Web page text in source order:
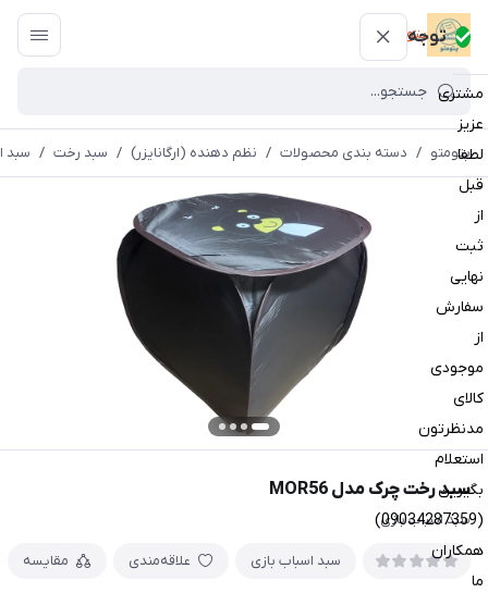
توجه
مشتری
عزیز
لطفا
قبل
از
ثبت
نهایی
سفارش
از
موجودی
کالای
مدنظرتون
استعلام
بگیرین
(09034287359)
همکاران
ما
پتومتو
پتومتو / دسته بندی محصولات / نظم دهنده (ارگانایزر) / سبد رخت / سبد
سبد رخت چرک مدل MOR56
سبد اسباب بازی
سبد اسباب بازی علاقه‌مندی مقایسه